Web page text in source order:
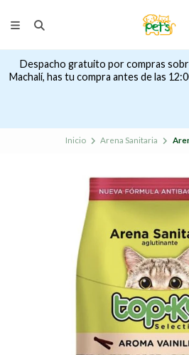
Despacho gratuito por compras
Machalí, has tu compra antes de las
Inicio Arena Sanitaria